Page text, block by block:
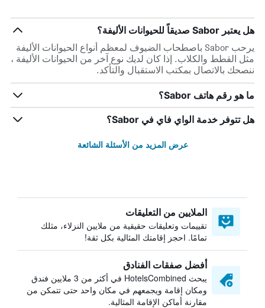
هل يعتبر Sabor صديقاً للحيوانات الأليفة؟
يرحب Sabor باصطحاب الضيوف لمعظم أنواع الحيوانات الأليفة
مثل القطط والكلاب. إذا كان لديك نوع آخر من الحيوانات الأليفة ،
ننصحك بالاتصال بمكتب الاستقبال والتأكد.
ما هو رقم هاتف Sabor؟
هل تتوفر خدمة الواي فاي في Sabor؟
عرض المزيد من الأسئلة الشائعة
الملايين من التعليقات
تقييمات وتعليقات حقيقية من ملايين النزلاء، مثلك
تمامًا. احجز إقامتك المثالية بكل ثقة!
أفضل صفقات الفنادق
يبحث HotelsCombined في أكثر من 3 ملايين فندق
ومكان إقامة ويجمعهم في مكان واحد حتى تتمكن من
مقارنة أماكن الإقامة المثالية.